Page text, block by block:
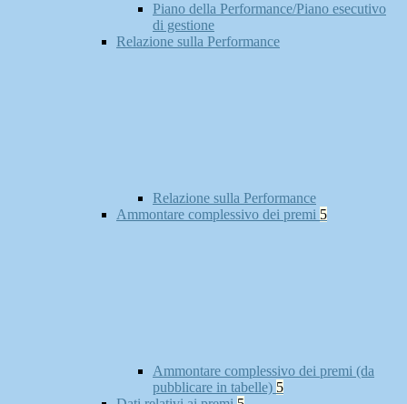
Piano della Performance/Piano esecutivo
di gestione
Relazione sulla Performance
Relazione sulla Performance
Ammontare complessivo dei premi 5
Ammontare complessivo dei premi (da
pubblicare in tabelle) 5